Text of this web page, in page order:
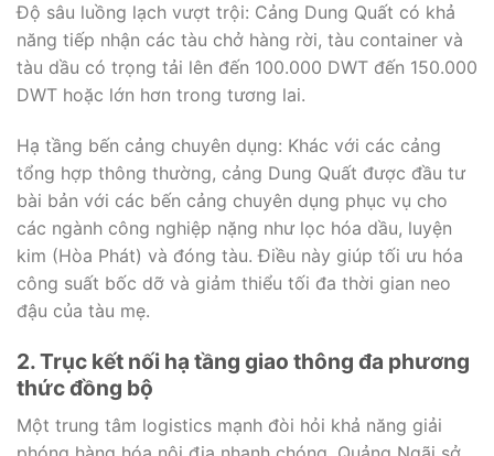
Độ sâu luồng lạch vượt trội: Cảng Dung Quất có khả
năng tiếp nhận các tàu chở hàng rời, tàu container và
tàu dầu có trọng tải lên đến 100.000 DWT đến 150.000
DWT hoặc lớn hơn trong tương lai.
Hạ tầng bến cảng chuyên dụng: Khác với các cảng
tổng hợp thông thường, cảng Dung Quất được đầu tư
bài bản với các bến cảng chuyên dụng phục vụ cho
các ngành công nghiệp nặng như lọc hóa dầu, luyện
kim (Hòa Phát) và đóng tàu. Điều này giúp tối ưu hóa
công suất bốc dỡ và giảm thiểu tối đa thời gian neo
đậu của tàu mẹ.
2. Trục kết nối hạ tầng giao thông đa phương
thức đồng bộ
Một trung tâm logistics mạnh đòi hỏi khả năng giải